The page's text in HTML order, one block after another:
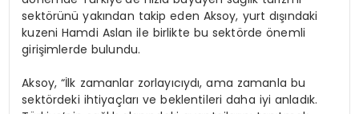
sektörünü yakından takip eden Aksoy, yurt dışındaki
kuzeni Hamdi Aslan ile birlikte bu sektörde önemli
girişimlerde bulundu.
Aksoy, “İlk zamanlar zorlayıcıydı, ama zamanla bu
sektördeki ihtiyaçları ve beklentileri daha iyi anladık.